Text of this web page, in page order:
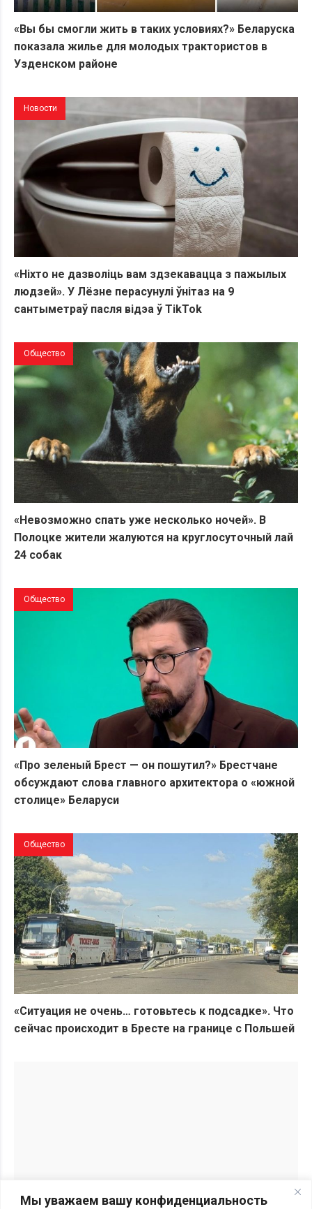
Мы уважаем вашу конфиденциальность
«Вы бы смогли жить в таких условиях?» Беларуска
показала жилье для молодых трактористов в
Узденском районе
Новости
«Ніхто не дазволіць вам здзекавацца з пажылых
людзей». У Лёзне перасунулі ўнітаз на 9
сантыметраў пасля відэа ў TikTok
Общество
«Невозможно спать уже несколько ночей». В
Полоцке жители жалуются на круглосуточный лай
24 собак
Общество
«Про зеленый Брест — он пошутил?» Брестчане
обсуждают слова главного архитектора о «южной
столице» Беларуси
Общество
«Ситуация не очень… готовьтесь к подсадке». Что
сейчас происходит в Бресте на границе с Польшей